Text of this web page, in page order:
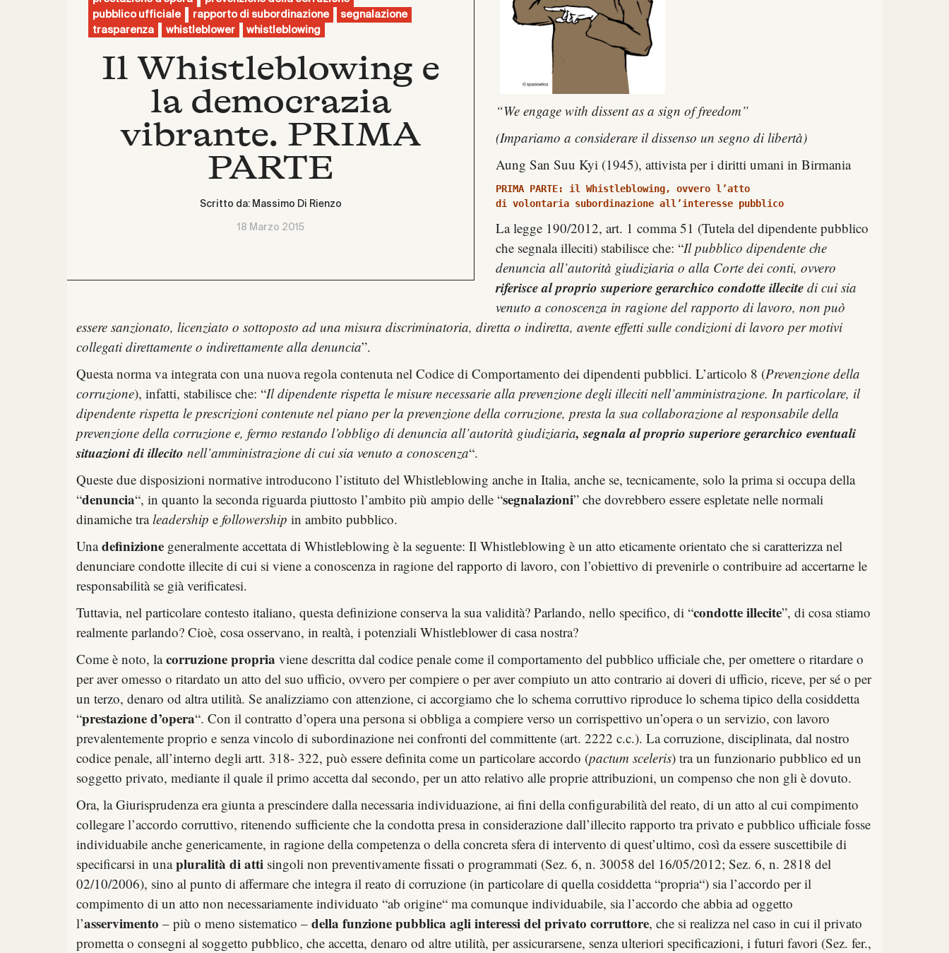
pubblico ufficiale
rapporto di subordinazione
segnalazione
trasparenza
whistleblower whistleblowing
Il Whistleblowing e
la democrazia
vibrante. PRIMA
PARTE
Scritto da: Massimo Di Rienzo
18 Marzo 2015
“We engage with dissent as a sign of freedom”
(Impariamo a considerare il dissenso un segno di libertà)
Aung San Suu Kyi (1945), attivista per i diritti umani in Birmania
PRIMA PARTE: il Whistleblowing, ovvero l’atto
di volontaria subordinazione all’interesse pubblico
La legge 190/2012, art. 1 comma 51 (Tutela del dipendente pubblico
che segnala illeciti) stabilisce che: “Il pubblico dipendente che
denuncia all’autorità giudiziaria o alla Corte dei conti, ovvero
riferisce al proprio superiore gerarchico condotte illecite di cui sia
venuto a conoscenza in ragione del rapporto di lavoro, non può
essere sanzionato, licenziato o sottoposto ad una misura discriminatoria, diretta o indiretta, avente effetti sulle condizioni di lavoro per motivi
collegati direttamente o indirettamente alla denuncia”.
Questa norma va integrata con una nuova regola contenuta nel Codice di Comportamento dei dipendenti pubblici. L’articolo 8 (Prevenzione della
corruzione), infatti, stabilisce che: “Il dipendente rispetta le misure necessarie alla prevenzione degli illeciti nell’amministrazione. In particolare, il
dipendente rispetta le prescrizioni contenute nel piano per la prevenzione della corruzione, presta la sua collaborazione al responsabile della
prevenzione della corruzione e, fermo restando l’obbligo di denuncia all’autorità giudiziaria, segnala al proprio superiore gerarchico eventuali
situazioni di illecito nell’amministrazione di cui sia venuto a conoscenza“.
Queste due disposizioni normative introducono l’istituto del Whistleblowing anche in Italia, anche se, tecnicamente, solo la prima si occupa della
“denuncia“, in quanto la seconda riguarda piuttosto l’ambito più ampio delle “segnalazioni” che dovrebbero essere espletate nelle normali
dinamiche traleadership e followership in ambito pubblico.
Unadefinizionegeneralmente accettata di Whistleblowing è la seguente: Il Whistleblowing è un atto eticamente orientato che si caratterizza nel
denunciare condotte illecite di cui si viene a conoscenza in ragione del rapporto di lavoro, con l’obiettivo di prevenirle o contribuire ad accertarne le
responsabilità se già verificatesi.
Tuttavia, nel particolare contesto italiano, questa definizione conserva la sua validità? Parlando, nello specifico, di “condotte illecite”, di cosa stiamo
realmente parlando? Cioè, cosa osservano, in realtà, i potenziali Whistleblower di casa nostra?
Come è noto, lacorruzione propria viene descritta dal codice penale come il comportamento del pubblico ufficiale che, per omettere o ritardare o
per aver omesso o ritardato un atto del suo ufficio, ovvero per compiere o per aver compiuto un atto contrario ai doveri di ufficio, riceve, per sé o per
un terzo, denaro od altra utilità. Se analizziamo con attenzione, ci accorgiamo che lo schema corruttivo riproduce lo schema tipico della cosiddetta
“prestazione d’opera“. Con il contratto d’opera una persona si obbliga a compiere verso un corrispettivo un’opera o un servizio, con lavoro
prevalentemente proprio e senza vincolo di subordinazione nei confronti del committente (art. 2222 c.c.). La corruzione, disciplinata, dal nostro
codice penale, all’interno degli artt. 318- 322, può essere definita come un particolare accordo (pactum sceleris) tra un funzionario pubblico ed un
soggetto privato, mediante il quale il primo accetta dal secondo, per un atto relativo alle proprie attribuzioni, un compenso che non gli è dovuto.
Ora, la Giurisprudenza era giunta a prescindere dalla necessaria individuazione, ai fini della configurabilità del reato, di un atto al cui compimento
collegare l’accordo corruttivo, ritenendo sufficiente che la condotta presa in considerazione dall’illecito rapporto tra privato e pubblico ufficiale fosse
individuabile anche genericamente, in ragione della competenza o della concreta sfera di intervento di quest’ultimo, così da essere suscettibile di
specificarsi in unapluralità di attisingoli non preventivamente fissati o programmati (Sez. 6, n. 30058 del 16/05/2012; Sez. 6, n. 2818 del
02/10/2006), sino al punto di affermare che integra il reato di corruzione (in particolare di quella cosiddetta “propria“) sia l’accordo per il
compimento di un atto non necessariamente individuato “ab origine“ ma comunque individuabile, sia l’accordo che abbia ad oggetto
l’asservimento – più o meno sistematico – della funzione pubblica agli interessi del privato corruttore, che si realizza nel caso in cui il privato
prometta o consegni al soggetto pubblico, che accetta, denaro od altre utilità, per assicurarsene, senza ulteriori specificazioni, i futuri favori (Sez. fer.,